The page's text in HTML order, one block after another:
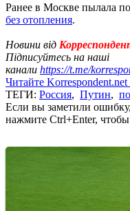
Ранее в Москве пылала
без отопления.
Новини від
Підписуйтесь на наші
канали https://t.me/
Читайте
ТЕГИ: Россия, Путин,
Если вы заметили
нажмите Ctrl+Enter,